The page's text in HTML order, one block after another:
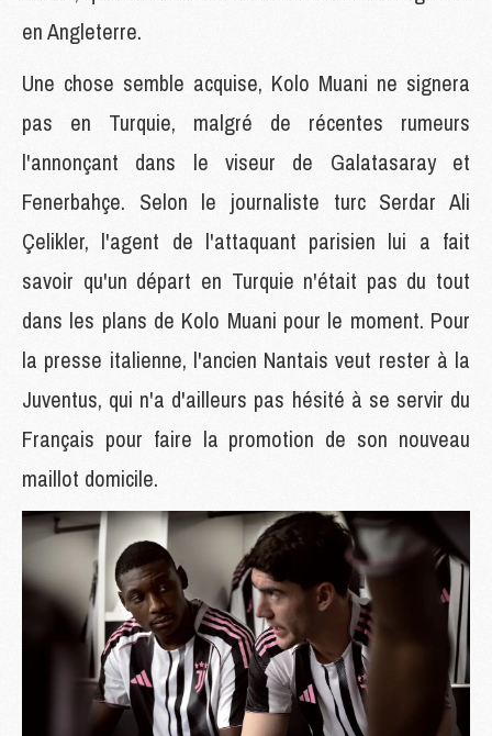
en Angleterre.
Une chose semble acquise, Kolo Muani ne signera
pas en Turquie, malgré de récentes rumeurs
l'annonçant dans le viseur de Galatasaray et
Fenerbahçe. Selon le journaliste turc Serdar Ali
Çelikler, l'agent de l'attaquant parisien lui a fait
savoir qu'un départ en Turquie n'était pas du tout
dans les plans de Kolo Muani pour le moment. Pour
la presse italienne, l'ancien Nantais veut rester à la
Juventus, qui n'a d'ailleurs pas hésité à se servir du
Français pour faire la promotion de son nouveau
maillot domicile.